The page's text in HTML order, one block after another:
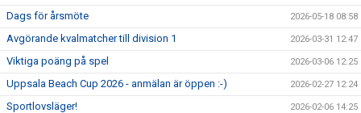
Dags för årsmöte 2026-05-18 08:58
Avgörande kvalmatcher till division 1 2026-03-31 12:47
Viktiga poäng på spel 2026-03-06 12:25
Uppsala Beach Cup 2026 - anmälan är öppen :-) 2026-02-27 12:24
Sportlovsläger! 2026-02-06 14:25